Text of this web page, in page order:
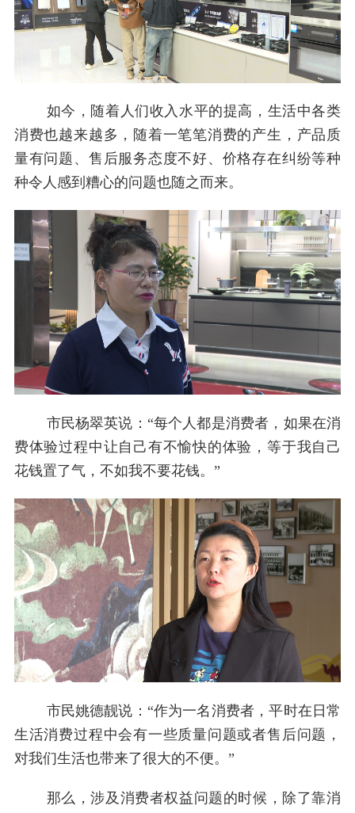
如今，随着人们收入水平的提高，生活中各类
消费也越来越多，随着一笔笔消费的产生，产品质
量有问题、售后服务态度不好、价格存在纠纷等种
种令人感到糟心的问题也随之而来。
市民杨翠英说：“每个人都是消费者，如果在消
费体验过程中让自己有不愉快的体验，等于我自己
花钱置了气，不如我不要花钱。”
市民姚德靓说：“作为一名消费者，平时在日常
生活消费过程中会有一些质量问题或者售后问题，
对我们生活也带来了很大的不便。”
那么，涉及消费者权益问题的时候，除了靠消